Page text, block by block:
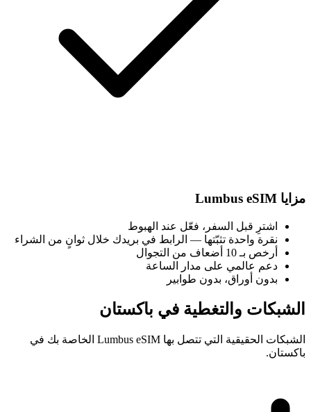
مزايا Lumbus eSIM
اشترِ قبل السفر، فعّل عند الهبوط
نقرة واحدة تثبّتها — الرابط في بريدك خلال ثوانٍ من الشراء
أرخص بـ 10 أضعاف من التجوال
دعم عالمي على مدار الساعة
بدون أوراق، بدون طوابير
الشبكات والتغطية في باكستان
الشبكات الحقيقية التي تتصل بها Lumbus eSIM الخاصة بك في
باكستان.